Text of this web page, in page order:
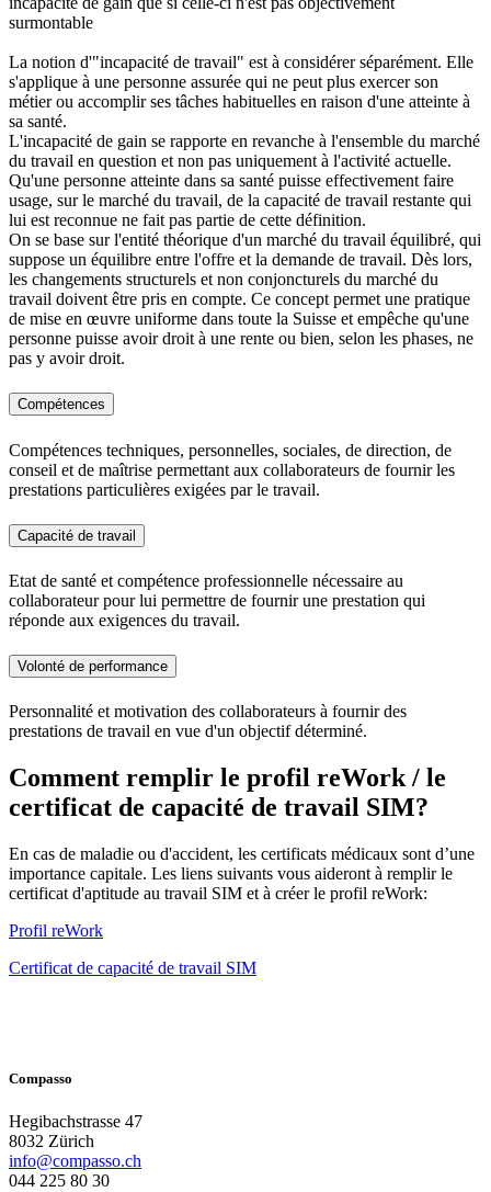
surmontable
La notion d'"incapacité de travail" est à considérer séparément. Elle
s'applique à une personne assurée qui ne peut plus exercer son
métier ou accomplir ses tâches habituelles en raison d'une atteinte à
sa santé.
L'incapacité de gain se rapporte en revanche à l'ensemble du marché
du travail en question et non pas uniquement à l'activité actuelle.
Qu'une personne atteinte dans sa santé puisse effectivement faire
usage, sur le marché du travail, de la capacité de travail restante qui
lui est reconnue ne fait pas partie de cette définition.
On se base sur l'entité théorique d'un marché du travail équilibré, qui
suppose un équilibre entre l'offre et la demande de travail. Dès lors,
les changements structurels et non conjoncturels du marché du
travail doivent être pris en compte. Ce concept permet une pratique
de mise en œuvre uniforme dans toute la Suisse et empêche qu'une
personne puisse avoir droit à une rente ou bien, selon les phases, ne
pas y avoir droit.
Compétences
Compétences techniques, personnelles, sociales, de direction, de
conseil et de maîtrise permettant aux collaborateurs de fournir les
prestations particulières exigées par le travail.
Capacité de travail
Etat de santé et compétence professionnelle nécessaire au
collaborateur pour lui permettre de fournir une prestation qui
réponde aux exigences du travail.
Volonté de performance
Personnalité et motivation des collaborateurs à fournir des
prestations de travail en vue d'un objectif déterminé.
Comment remplir le profil reWork / le
certificat de capacité de travail SIM?
En cas de maladie ou d'accident, les certificats médicaux sont d’une
importance capitale. Les liens suivants vous aideront à remplir le
certificat d'aptitude au travail SIM et à créer le profil reWork:
Profil reWork
Certificat de capacité de travail SIM
Compasso
Hegibachstrasse 47
8032 Zürich
info@compasso.ch
044 225 80 30